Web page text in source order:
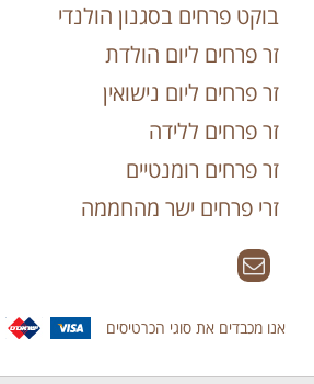
בוקט פרחים בסגנון הולנדי
זר פרחים ליום הולדת
זר פרחים ליום נישואין
זר פרחים ללידה
זר פרחים רומנטיים
זרי פרחים ישר מהחממה
אנו מכבדים את סוגי הכרטיסים